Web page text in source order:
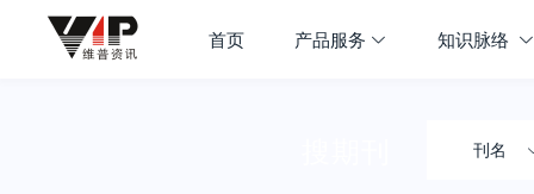
首页 产品服务 知识脉络
刊名